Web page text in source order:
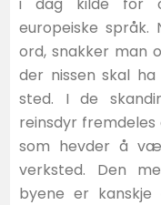
europeiske
ord, snakker man
der nissen skal
sted. I de
reinsdyr
som hevder å
verksted. Den
byene er kanskje